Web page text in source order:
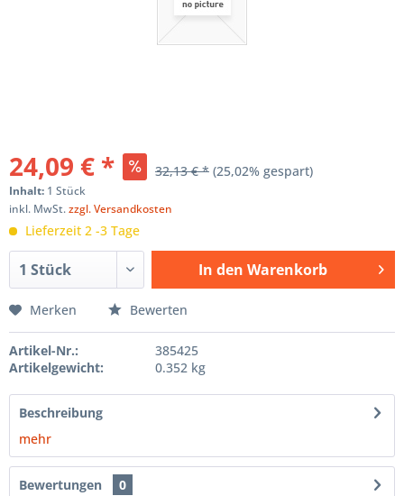
24,09 € * 32,13 € * (25,02% gespart)
Inhalt: 1 Stück
inkl. MwSt.zzgl. Versandkosten
Lieferzeit 2 -3 Tage
In den Warenkorb
Merken Bewerten
Artikel-Nr.:
385425
Artikelgewicht:
0.352 kg
Beschreibung
mehr
Bewertungen
0